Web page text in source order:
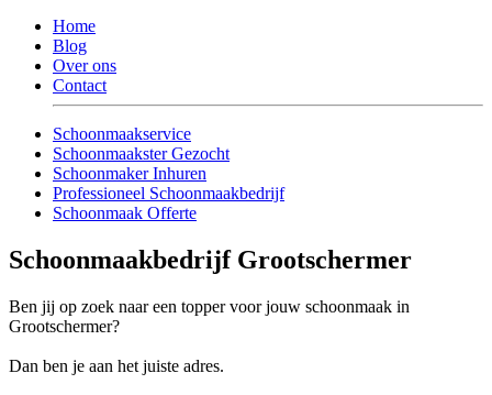
Home
Blog
Over ons
Contact
Schoonmaakservice
Schoonmaakster Gezocht
Schoonmaker Inhuren
Professioneel Schoonmaakbedrijf
Schoonmaak Offerte
Schoonmaakbedrijf Grootschermer
Ben jij op zoek naar een topper voor jouw schoonmaak in
Grootschermer?
Dan ben je aan het juiste adres.